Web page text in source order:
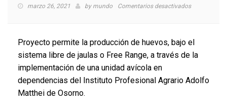
marzo 26, 2021 by mundo Comentarios desactivadosen
IPAAM
se
Proyecto permite la producción de huevos, bajo el
sistema libre de jaulas o Free Range, a través de la
implementación de una unidad avícola en
dependencias del Instituto Profesional Agrario Adolfo
Matthei de Osorno.